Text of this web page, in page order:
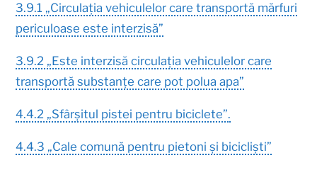
3.9.1 „Circulația vehiculelor care transportă mărfuri
periculoase este interzisă”
3.9.2 „Este interzisă circulația vehiculelor care
transportă substanțe care pot polua apa”
4.4.2 „Sfârșitul pistei pentru biciclete”.
4.4.3 „Cale comună pentru pietoni și bicicliști”